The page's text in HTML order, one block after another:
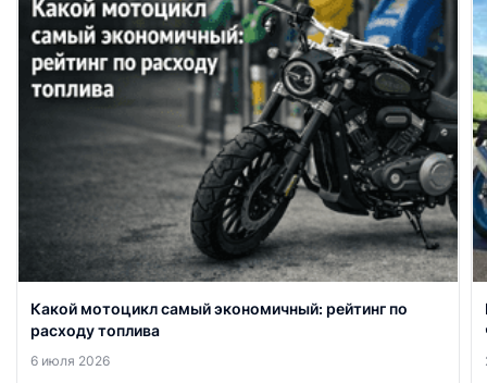
Какой мотоцикл самый экономичный: рейтинг по
расходу топлива
6 июля 2026